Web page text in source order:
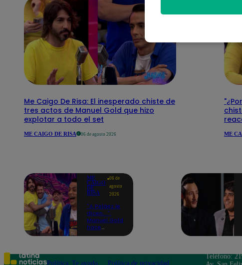
Me Caigo De Risa: El inesperado chiste de
tres actos de Manuel Gold que hizo
explotar a todo el set
ME CAIGO DE RISA 06 de agosto 2026 ME
ME
CAIGO
DE
RISA
06 de
agosto
2026
"A Peláez le
dicen...":
Manuel Gold
hace
de contar el
chiste
Política Te ayudo Política de privacidad
Teléfono: